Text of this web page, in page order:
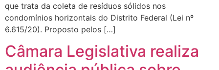
que trata da coleta de resíduos sólidos nos
condomínios horizontais do Distrito Federal (Lei nº
6.615/20). Proposto pelos […]
Câmara Legislativa realiza